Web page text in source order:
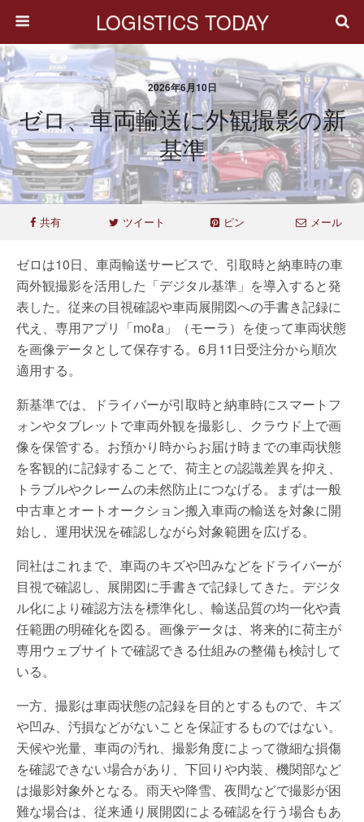
LOGISTICS TODAY
2026年6月10日
ゼロ、車両輸送に外観撮影の新
基準
共有 ツイート ピン メール
ゼロは10日、車両輸送サービスで、引取時と納車時の車
両外観撮影を活用した「デジタル基準」を導入すると発
表した。従来の目視確認や車両展開図への手書き記録に
代え、専用アプリ「moℓa」（モーラ）を使って車両状態
を画像データとして保存する。6月11日受注分から順次
適用する。
新基準では、ドライバーが引取時と納車時にスマートフ
ォンやタブレットで車両外観を撮影し、クラウド上で画
像を保管する。お預かり時からお届け時までの車両状態
を客観的に記録することで、荷主との認識差異を抑え、
トラブルやクレームの未然防止につなげる。まずは一般
中古車とオートオークション搬入車両の輸送を対象に開
始し、運用状況を確認しながら対象範囲を広げる。
同社はこれまで、車両のキズや凹みなどをドライバーが
目視で確認し、展開図に手書きで記録してきた。デジタ
ル化により確認方法を標準化し、輸送品質の均一化や責
任範囲の明確化を図る。画像データは、将来的に荷主が
専用ウェブサイトで確認できる仕組みの整備も検討して
いる。
一方、撮影は車両状態の記録を目的とするもので、キズ
や凹み、汚損などがないことを保証するものではない。
天候や光量、車両の汚れ、撮影角度によって微細な損傷
を確認できない場合があり、下回りや内装、機関部など
は撮影対象外となる。雨天や降雪、夜間などで撮影が困
難な場合は、従来通り展開図による確認を行う場合もあ